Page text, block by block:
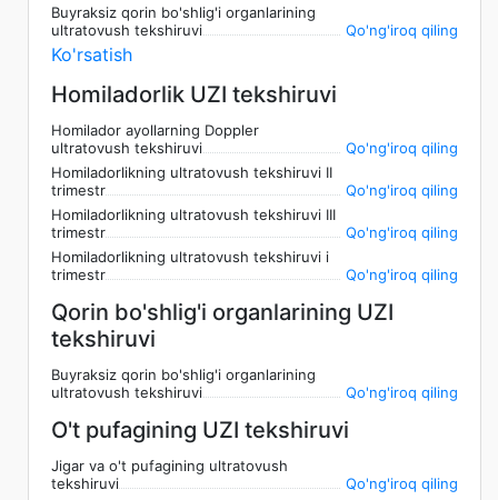
Buyraksiz qorin bo'shlig'i organlarining
ultratovush tekshiruvi
Qo'ng'iroq qiling
Ko'rsatish
Homiladorlik UZI tekshiruvi
Homilador ayollarning Doppler
ultratovush tekshiruvi
Qo'ng'iroq qiling
Homiladorlikning ultratovush tekshiruvi II
trimestr
Qo'ng'iroq qiling
Homiladorlikning ultratovush tekshiruvi III
trimestr
Qo'ng'iroq qiling
Homiladorlikning ultratovush tekshiruvi i
trimestr
Qo'ng'iroq qiling
Qorin bo'shlig'i organlarining UZI
tekshiruvi
Buyraksiz qorin bo'shlig'i organlarining
ultratovush tekshiruvi
Qo'ng'iroq qiling
O't pufagining UZI tekshiruvi
Jigar va o't pufagining ultratovush
tekshiruvi
Qo'ng'iroq qiling